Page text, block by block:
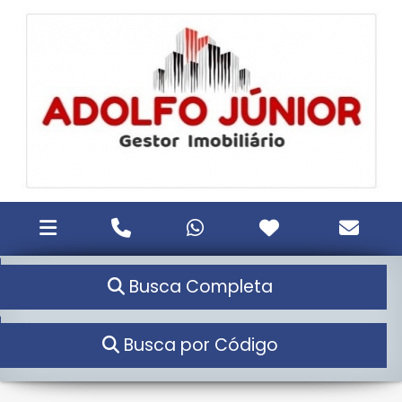
Busca Completa
Busca por Código